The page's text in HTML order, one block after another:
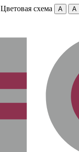
Цветовая схема A A